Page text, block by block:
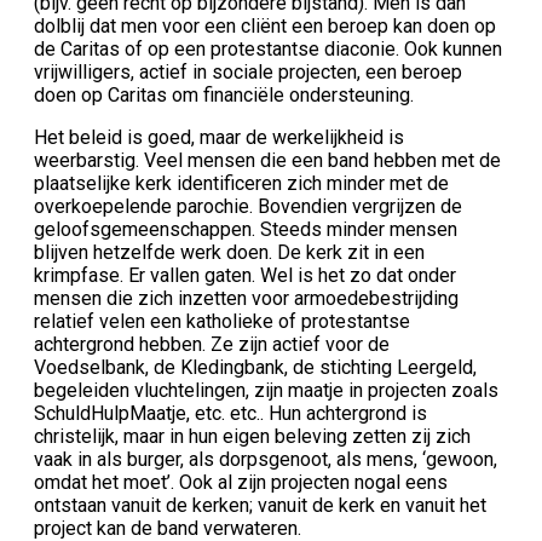
dolblij dat men voor een cliënt een beroep kan doen op
de Caritas of op een protestantse diaconie. Ook kunnen
vrijwilligers, actief in sociale projecten, een beroep
doen op Caritas om financiële ondersteuning.
Het beleid is goed, maar de werkelijkheid is
weerbarstig. Veel mensen die een band hebben met de
plaatselijke kerk identificeren zich minder met de
overkoepelende parochie. Bovendien vergrijzen de
geloofsgemeenschappen. Steeds minder mensen
blijven hetzelfde werk doen. De kerk zit in een
krimpfase. Er vallen gaten. Wel is het zo dat onder
mensen die zich inzetten voor armoedebestrijding
relatief velen een katholieke of protestantse
achtergrond hebben. Ze zijn actief voor de
Voedselbank, de Kledingbank, de stichting Leergeld,
begeleiden vluchtelingen, zijn maatje in projecten zoals
SchuldHulpMaatje, etc. etc.. Hun achtergrond is
christelijk, maar in hun eigen beleving zetten zij zich
vaak in als burger, als dorpsgenoot, als mens, ‘gewoon,
omdat het moet’. Ook al zijn projecten nogal eens
ontstaan vanuit de kerken; vanuit de kerk en vanuit het
project kan de band verwateren.